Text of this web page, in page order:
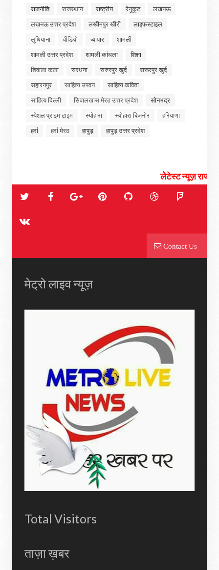
राजनीति
राजस्थान राष्ट्रीय रेनुकूट
लखनऊ
लखनऊ उत्तर प्रदेश
लखीमपुर खीरी
लाइफस्टाइल
लुधियाना
वीडियो व्यापार
शामली
शामली उत्तर प्रदेश
शामली कांधला
शिक्षा
शिवाला कला
सरधना सरुरपुर खुर्द
सरूरपुर खुर्द
सहारनपुर
साहित्य उपवन
साहित्य कविता
साहित्य दिल्ली
सिवालखास मेरठ उत्तर प्रदेश
सोनभद्र
स्पेशल प्राइम टाइम
स्योहारा स्योहारा बिजनोर
हरियाणा
हर्रा
हर्रा मेरठ हापुड़ हापुड़ उत्तर प्रदेश
लेटेस्ट न्यूज़ राजनीती, चुनाव,
Contact Us
मेट्रो लाइव न्यूज़
Total Visitors
ताज़ा ख़बर